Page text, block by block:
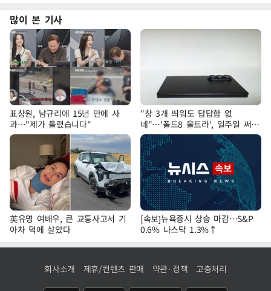
많이 본 기사
표창원, 남규리에 15년 만에 사
과…"제가 틀렸습니다"
"창 3개 띄워도 답답함 없
네"…'폴드8 울트라', 일주일 써보
니
英유명 여배우, 큰 교통사고서 기
아차 덕에 살았다
[속보]뉴욕증시 상승 마감…S&P
0.6% 나스닥 1.3%↑
회사소개 제휴/컨텐츠 판매 약관·정책 고충처리